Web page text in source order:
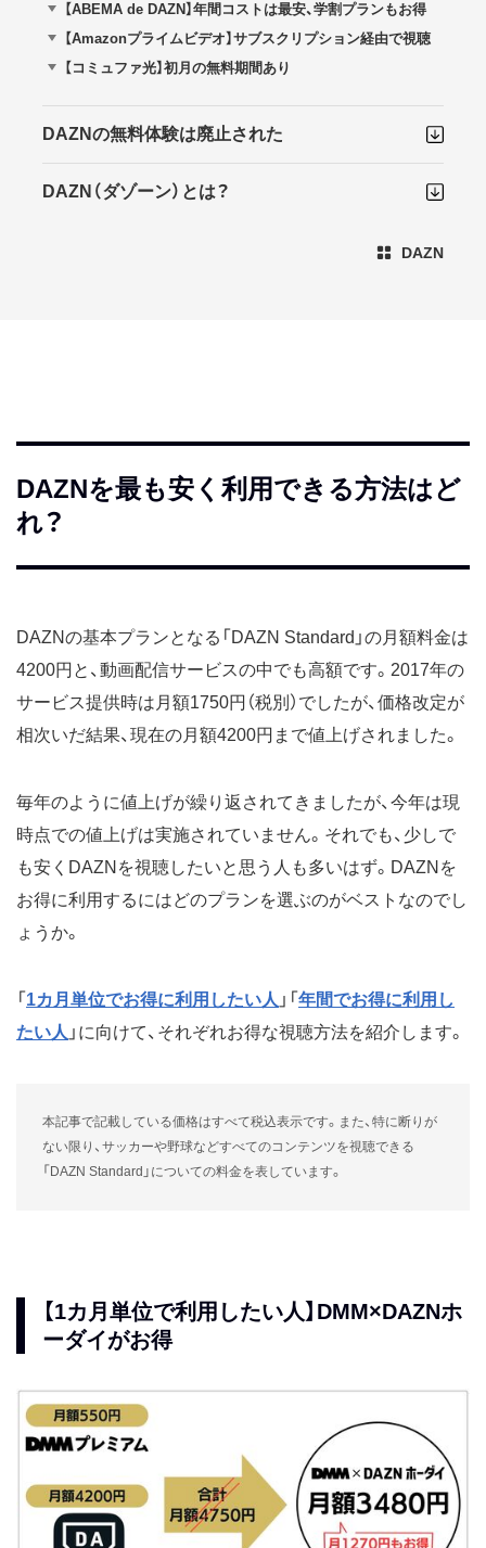
【ABEMA de DAZN】年間コストは最安、学割プランもお得
【Amazonプライムビデオ】サブスクリプション経由で視聴
【コミュファ光】初月の無料期間あり
DAZNの無料体験は廃止された
DAZN（ダゾーン）とは？
DAZN
DAZNを最も安く利用できる方法はど
れ？
DAZNの基本プランとなる「DAZN Standard」の月額料金は
4200円と、動画配信サービスの中でも高額です。2017年の
サービス提供時は月額1750円（税別）でしたが、価格改定が
相次いだ結果、現在の月額4200円まで値上げされました。
毎年のように値上げが繰り返されてきましたが、今年は現
時点での値上げは実施されていません。それでも、少しで
も安くDAZNを視聴したいと思う人も多いはず。DAZNを
お得に利用するにはどのプランを選ぶのがベストなのでし
ょうか。
「 1カ月単位でお得に利用したい人 」「 年間でお得に利用し
たい人 」に向けて、それぞれお得な視聴方法を紹介します。
本記事で記載している価格はすべて税込表示です。また、特に断りが
ない限り、サッカーや野球などすべてのコンテンツを視聴できる
「DAZN Standard」についての料金を表しています。
【1カ月単位で利用したい人】DMM×DAZNホ
ーダイがお得